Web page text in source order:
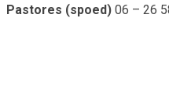
Pastores (spoed) 06 – 26